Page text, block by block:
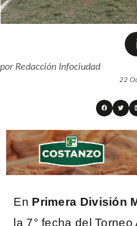
porRedacción Infociudad
22
En Primera División
la 7° fecha del